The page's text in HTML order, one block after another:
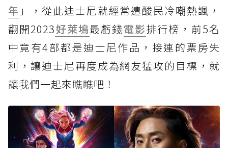
年 」，從此迪士尼就經常遭酸民冷嘲熱諷，
翻開2023好萊塢最虧錢電影排行榜，前5名
中竟有4部都是迪士尼作品，接連的票房失
利，讓迪士尼再度成為網友猛攻的目標，就
讓我們一起來瞧瞧吧！